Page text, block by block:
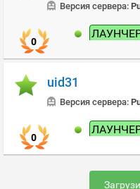
Версия сервера:
0
uid31
Версия сервера:
0